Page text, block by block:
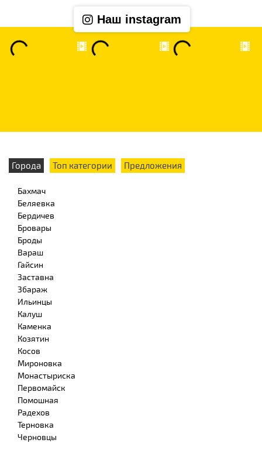
Наш instagram
Города Топ категории Предложения
Бахмач
Беляевка
Бердичев
Бровары
Броды
Вараш
Гайсин
Заставна
Збараж
Ильинцы
Калуш
Каменка
Козятин
Косов
Мироновка
Монастыриска
Первомайск
Помошная
Радехов
Терновка
Черновцы